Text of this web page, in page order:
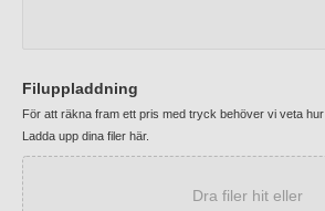
Filuppladdning
För att räkna fram ett pris med tryck behöver vi veta
Ladda upp dina filer här.
Dra filer hit eller